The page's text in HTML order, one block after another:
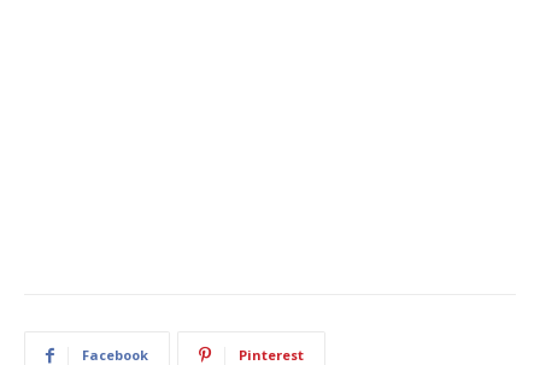
Facebook Pinterest